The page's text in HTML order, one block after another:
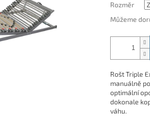
Rozměr
Můžeme
Rošt Triple
manuálně
optimální
dokonale
váhu.